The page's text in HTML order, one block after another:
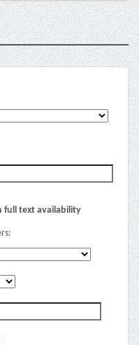
full text availability